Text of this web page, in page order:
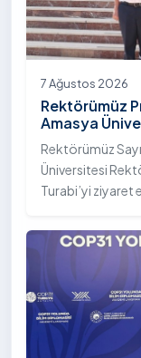
7 Ağustos 2026
Rektörümüz
Amasya
Rektörümüz
Üniversitesi
Turabi’yi ziyaret
Yardımcısı